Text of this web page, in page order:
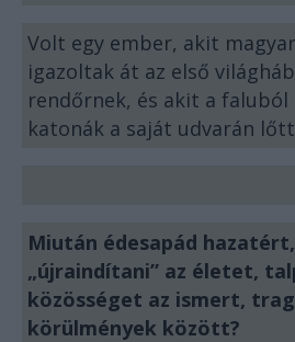
Volt egy ember, akit
igazoltak át az első
rendőrnek, és akit a
katonák a saját udvarán
Miután édesapád
„újraindítani” az életet,
közösséget az ismert,
körülmények között?